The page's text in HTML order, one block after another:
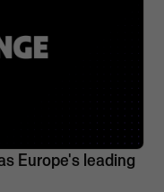
Europe's leading